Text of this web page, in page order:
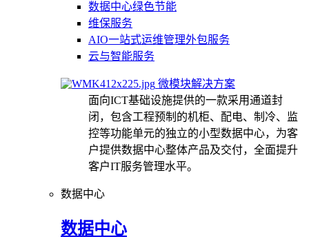
数据中心绿色节能
维保服务
AIO一站式运维管理外包服务
云与智能服务
微模块解决方案
面向ICT基础设施提供的一款采用通道封
闭，包含工程预制的机柜、配电、制冷、监
控等功能单元的独立的小型数据中心，为客
户提供数据中心整体产品及交付，全面提升
客户IT服务管理水平。
数据中心
数据中心